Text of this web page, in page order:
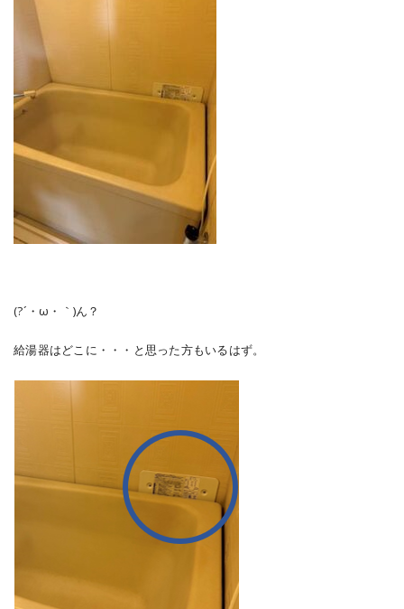
(?´・ω・｀)ん？
給湯器はどこに・・・と思った方もいるはず。